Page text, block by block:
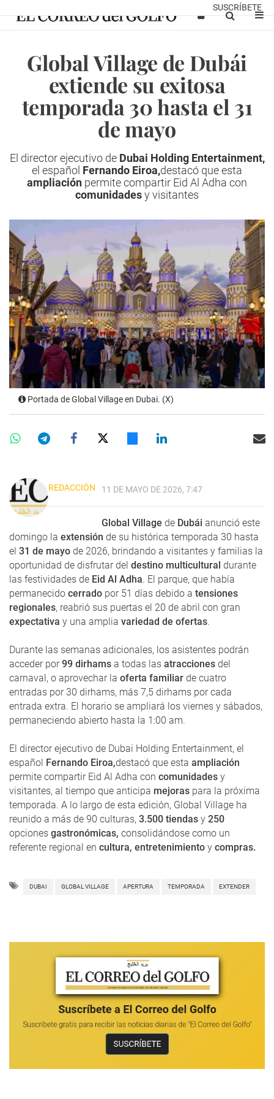
SUSCRÍBETE
Global Village de Dubái
extiende su exitosa
temporada 30 hasta el 31
de mayo
El director ejecutivo deDubai Holding Entertainment,
el español Fernando Eiroa,destacó que esta
ampliación permite compartir Eid Al Adha con
comunidadesy visitantes
Portada de Global Village en Dubai. (X)
REDACCIÓN 11 DE MAYO DE 2026, 7:47
Global Village de Dubái anunció este
domingo la extensión de su histórica temporada 30 hasta
el 31 de mayo de 2026, brindando a visitantes y familias la
oportunidad de disfrutar del destino multicultural durante
las festividades de Eid Al Adha. El parque, que había
permanecido cerrado por 51 días debido a tensiones
regionales, reabrió sus puertas el 20 de abril con gran
expectativa y una amplia variedad de ofertas.
Durante las semanas adicionales, los asistentes podrán
acceder por99 dirhams a todas las atracciones del
carnaval, o aprovechar la oferta familiar de cuatro
entradas por 30 dirhams, más 7,5 dirhams por cada
entrada extra. El horario se ampliará los viernes y sábados,
permaneciendo abierto hasta la 1:00 am.
El director ejecutivo de Dubai Holding Entertainment, el
español Fernando Eiroa,destacó que esta ampliación
permite compartir Eid Al Adha con comunidades y
visitantes, al tiempo que anticipa mejoras para la próxima
temporada. A lo largo de esta edición, Global Village ha
reunido a más de 90 culturas, 3.500 tiendas y 250
opciones gastronómicas, consolidándose como un
referente regional en cultura, entretenimiento y compras.
DUBAI GLOBAL VILLAGE APERTURA TEMPORADA EXTENDER